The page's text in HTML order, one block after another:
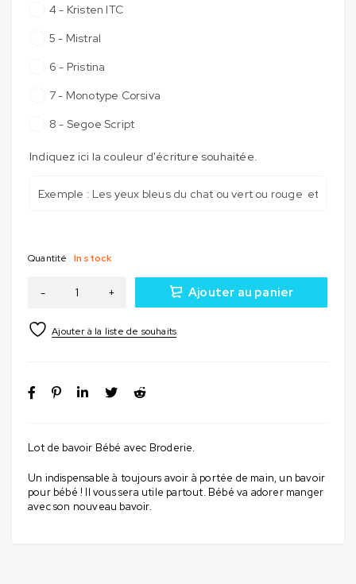
Lot de bavoir Bébé avec Broderie.
Un indispensable à toujours avoir à portée de main, un bavoir
pour bébé ! Il vous sera utile partout. Bébé va adorer manger
avec son nouveau bavoir.
4 - Kristen ITC
5 - Mistral
6 - Pristina
7 - Monotype Corsiva
8 - Segoe Script
Indiquez ici la couleur d'écriture souhaitée.
Quantité In stock
Ajouter au panier